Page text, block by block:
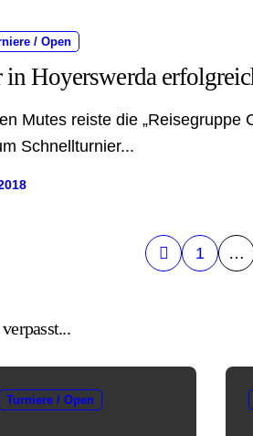
/ Open
in Hoyerswerda
Mutes reiste die „Reisegruppe
Schnellturnier...
S
t
1 …
Turniere / Open